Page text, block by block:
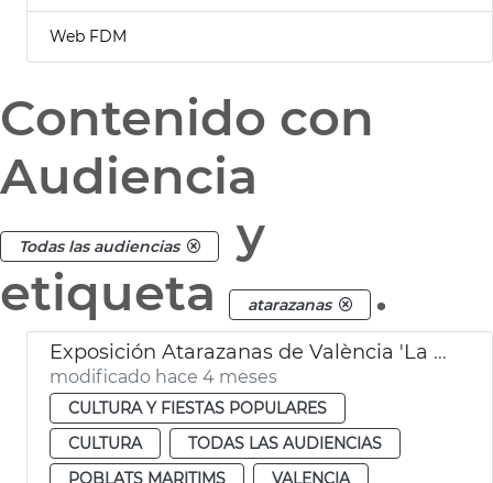
Web FDM
Contenido con
Audiencia
Todas las audiencias
y
etiqueta
atarazanas .
Exposición Atarazanas de València 'La naturaleza de las cosas'
modificado hace 4 meses
CULTURA Y FIESTAS POPULARES
CULTURA
TODAS LAS AUDIENCIAS
POBLATS MARITIMS
VALENCIA